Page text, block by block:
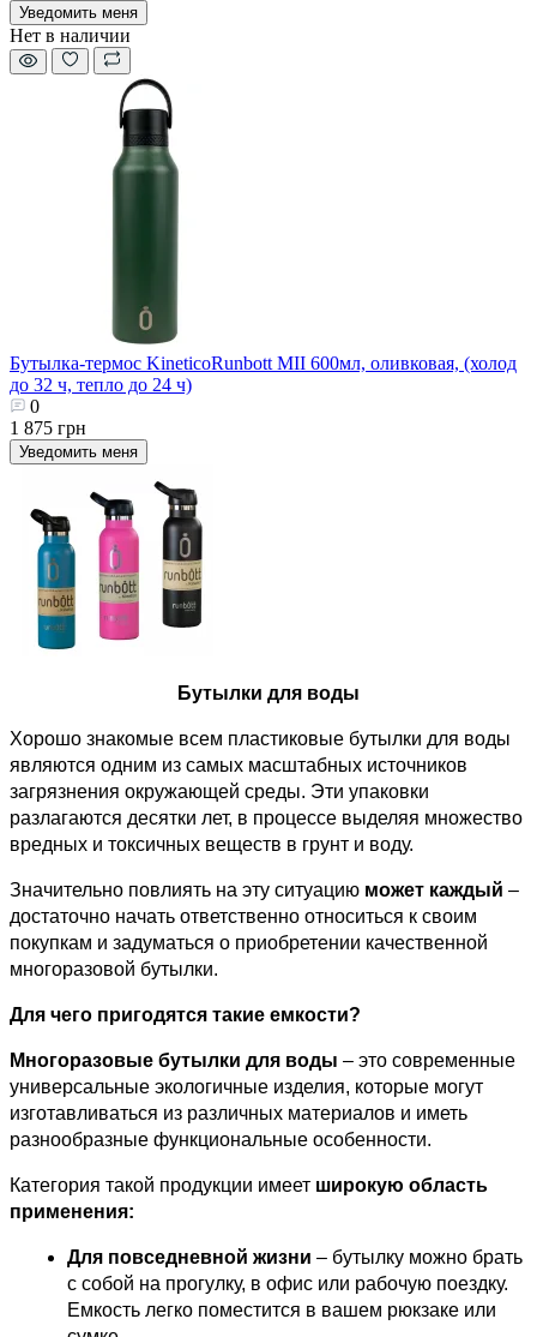
Уведомить меня
Нет в наличии
Бутылка-термос KineticoRunbott MII 600мл, оливковая, (холод
до 32 ч, тепло до 24 ч)
0
1 875 грн
Уведомить меня
Бутылки для воды
Хорошо знакомые всем пластиковые бутылки для воды
являются одним из самых масштабных источников
загрязнения окружающей среды. Эти упаковки
разлагаются десятки лет, в процессе выделяя множество
вредных и токсичных веществ в грунт и воду.
Значительно повлиять на эту ситуацию может каждый –
достаточно начать ответственно относиться к своим
покупкам и задуматься о приобретении качественной
многоразовой бутылки.
Для чего пригодятся такие емкости?
Многоразовые бутылки для воды – это современные
универсальные экологичные изделия, которые могут
изготавливаться из различных материалов и иметь
разнообразные функциональные особенности.
Категория такой продукции имеет широкую область
применения:
Для повседневной жизни – бутылку можно брать
с собой на прогулку, в офис или рабочую поездку.
Емкость легко поместится в вашем рюкзаке или